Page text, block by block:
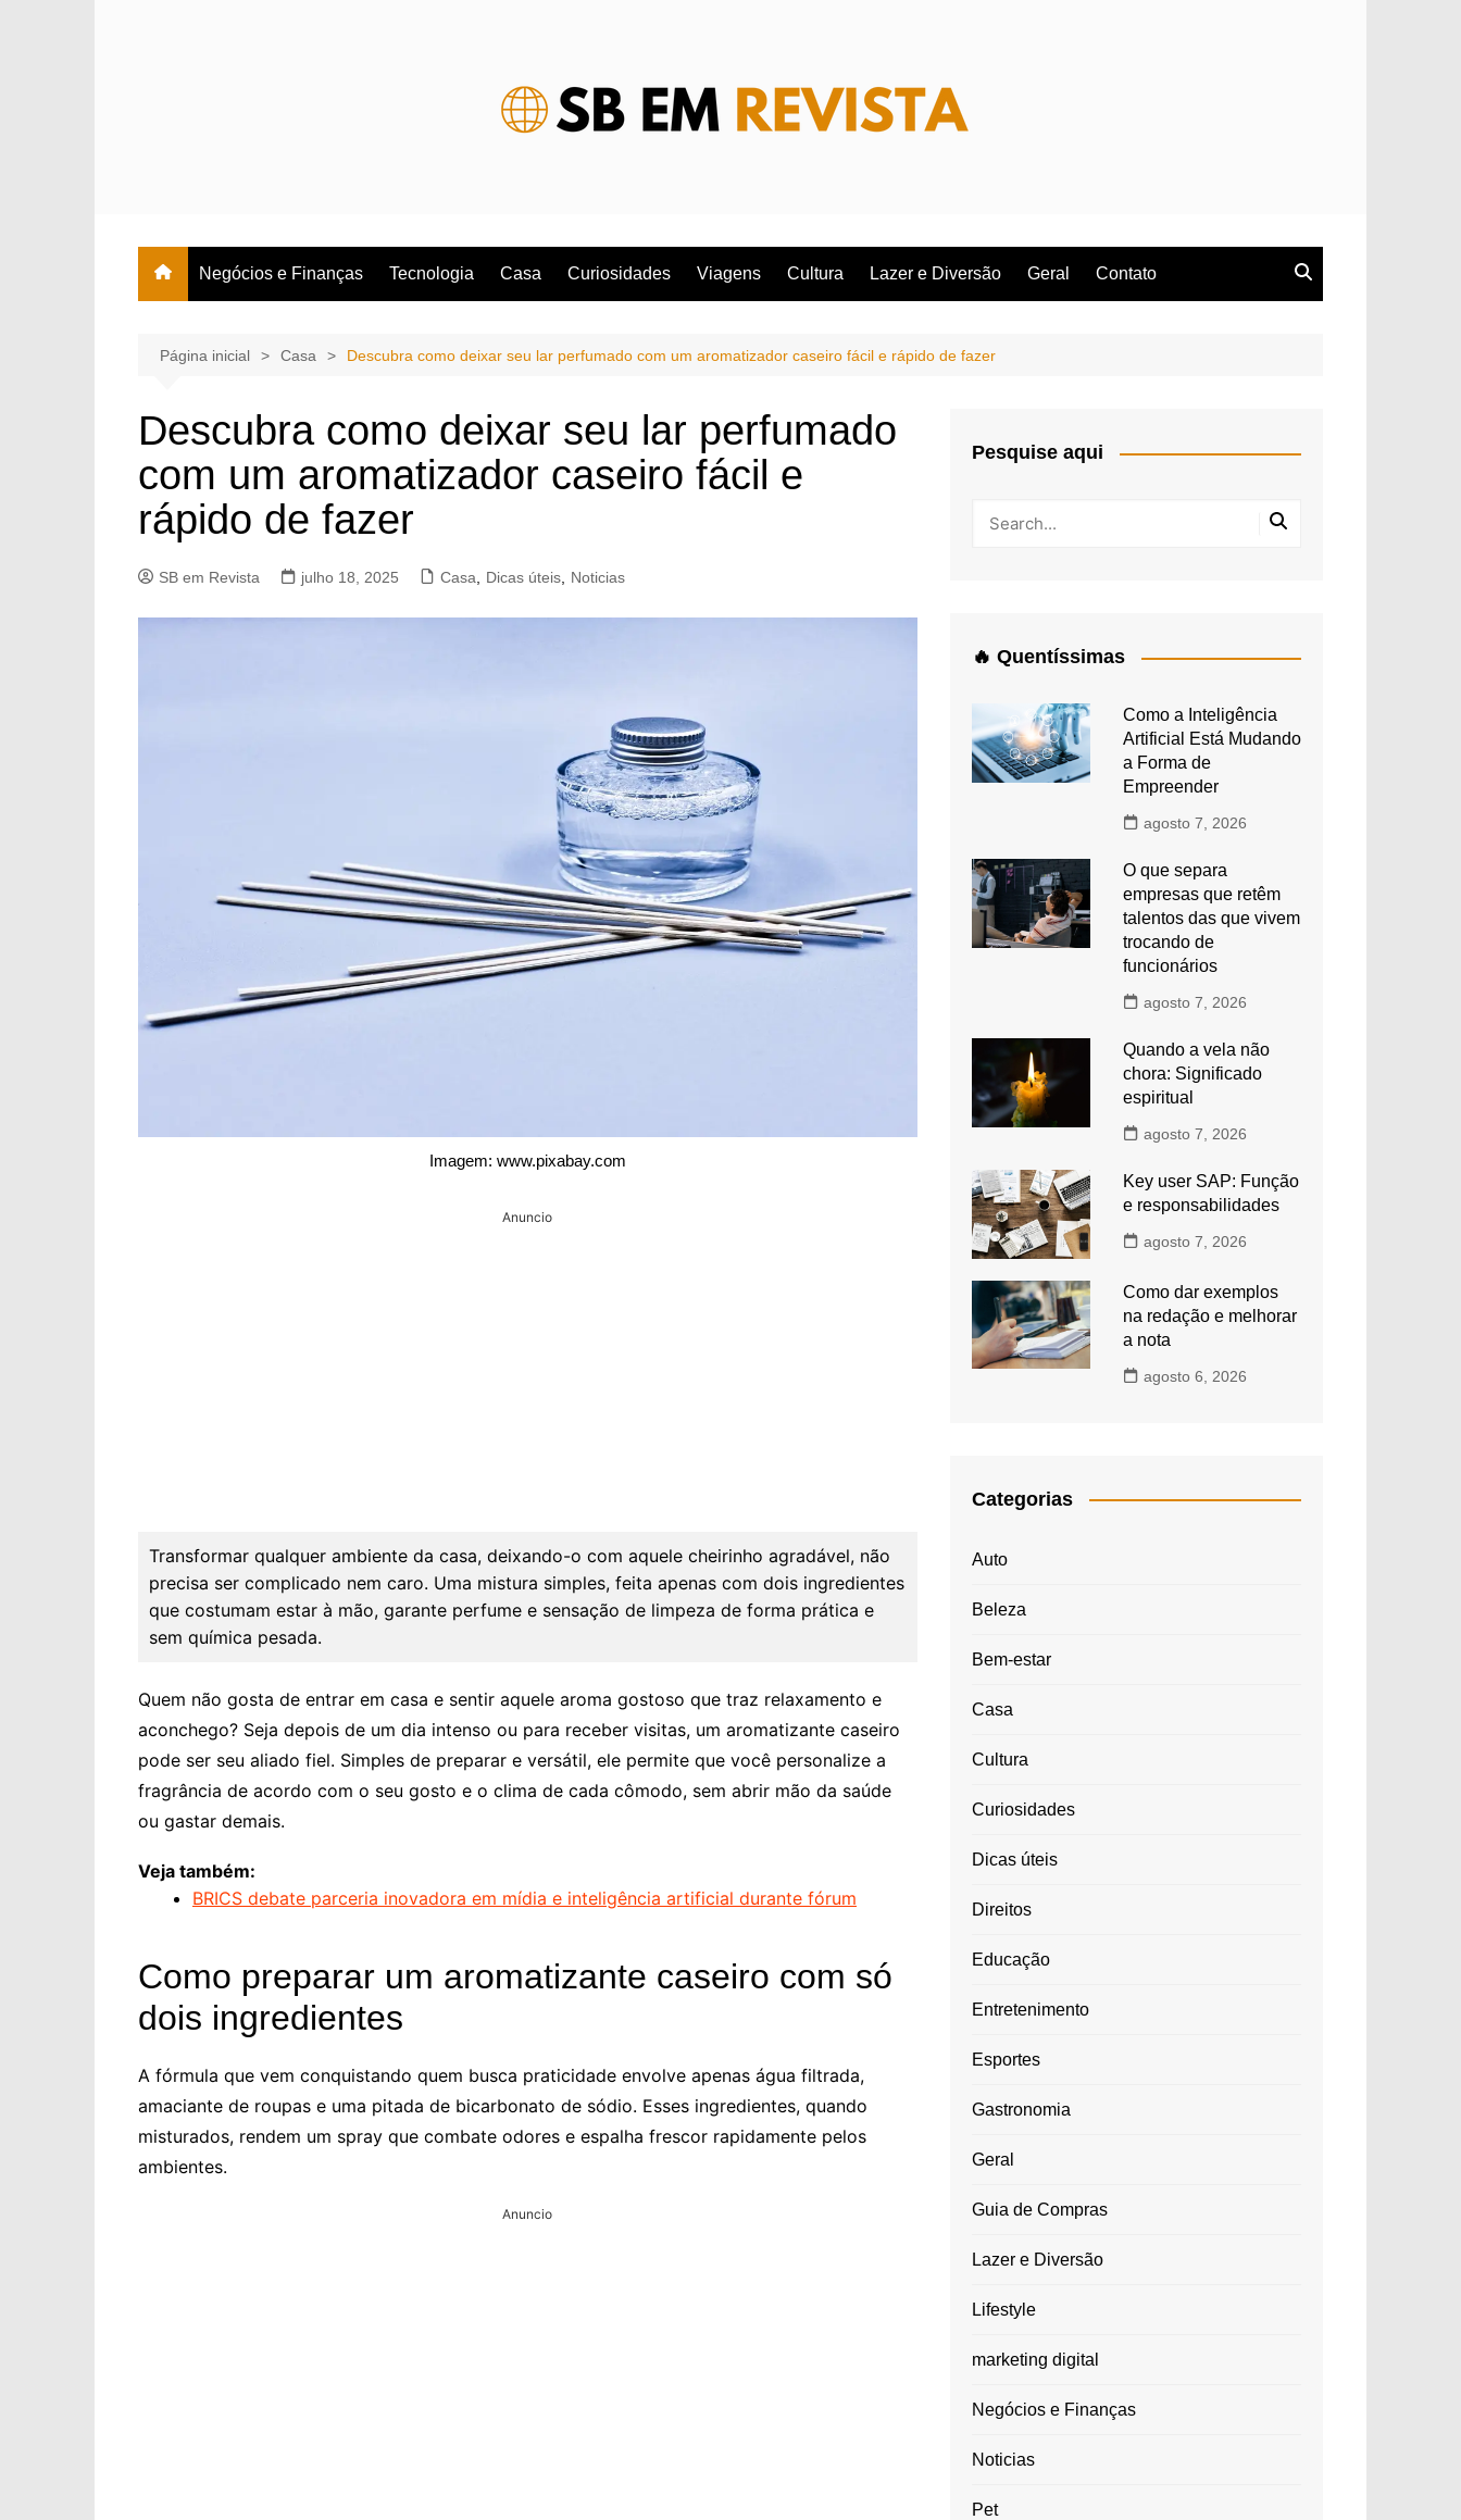
Negócios e Finanças Tecnologia Casa Curiosidades Viagens Cultura Lazer e Diversão Geral Contato
Página inicial Casa Descubra como deixar seu lar perfumado com um aromatizador caseiro fácil e rápido de fazer
Descubra como deixar seu lar perfumado
com um aromatizador caseiro fácil e
rápido de fazer
SB em Revista julho 18, 2025 Casa Dicas úteis Noticias
Imagem: www.pixabay.com
Anuncio
Transformar qualquer ambiente da casa, deixando-o com aquele cheirinho agradável, não
precisa ser complicado nem caro. Uma mistura simples, feita apenas com dois ingredientes
que costumam estar à mão, garante perfume e sensação de limpeza de forma prática e
sem química pesada.
Quem não gosta de entrar em casa e sentir aquele aroma gostoso que traz relaxamento e
aconchego? Seja depois de um dia intenso ou para receber visitas, um aromatizante caseiro
pode ser seu aliado fiel. Simples de preparar e versátil, ele permite que você personalize a
fragrância de acordo com o seu gosto e o clima de cada cômodo, sem abrir mão da saúde
ou gastar demais.
Veja também:
BRICS debate parceria inovadora em mídia e inteligência artificial durante fórum
Como preparar um aromatizante caseiro com só
dois ingredientes
A fórmula que vem conquistando quem busca praticidade envolve apenas água filtrada,
amaciante de roupas e uma pitada de bicarbonato de sódio. Esses ingredientes, quando
misturados, rendem um spray que combate odores e espalha frescor rapidamente pelos
ambientes.
Anuncio
Pesquise aqui
🔥 Quentíssimas
Como a Inteligência
Artificial Está Mudando
a Forma de
Empreender
agosto 7, 2026
O que separa
empresas que retêm
talentos das que vivem
trocando de
funcionários
agosto 7, 2026
Quando a vela não
chora: Significado
espiritual
agosto 7, 2026
Key user SAP: Função
e responsabilidades
agosto 7, 2026
Como dar exemplos
na redação e melhorar
a nota
agosto 6, 2026
Categorias
Auto
Beleza
Bem-estar
Casa
Cultura
Curiosidades
Dicas úteis
Direitos
Educação
Entretenimento
Esportes
Gastronomia
Geral
Guia de Compras
Lazer e Diversão
Lifestyle
marketing digital
Negócios e Finanças
Noticias
Pet